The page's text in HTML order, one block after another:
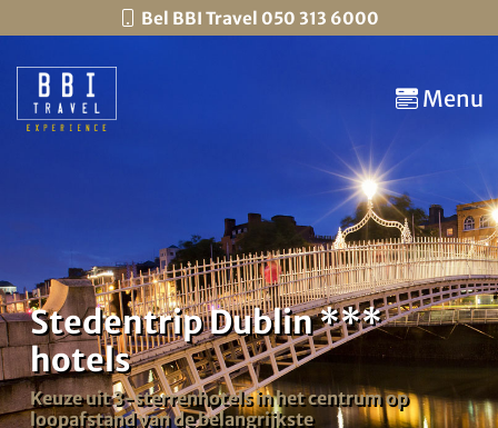
Bel BBI Travel 050 313 6000
Menu
Stedentrip Dublin ***
hotels
Keuze uit 3-sterrenhotels in het centrum op
loopafstand van de belangrijkste